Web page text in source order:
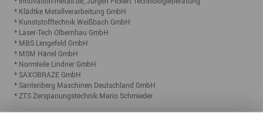
* Klädtke Metallverarbeitung GmbH
* Kunststofftechnik Weißbach GmbH
* Laser-Tech Olbernhau GmbH
* MBS Lengefeld GmbH
* MSM Hänel GmbH
* Normteile Lindner GmbH
* SAXOBRAZE GmbH
* Santenberg Maschinen Deutschland GmbH
* ZTS Zerspanungstechnik Mario Schmieder